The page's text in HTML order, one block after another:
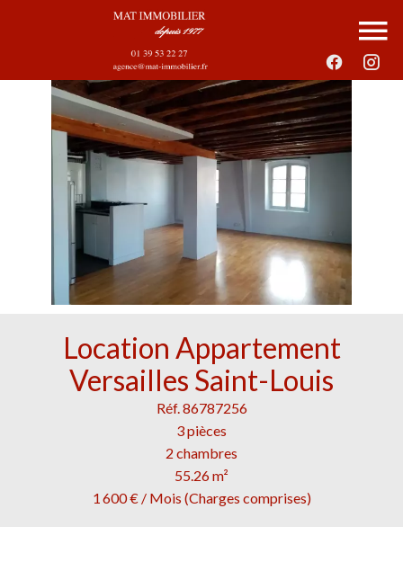
Location Appartement
Versailles Saint-Louis
Réf. 86787256
3 pièces
2 chambres
55.26 m²
1 600 € / Mois (Charges comprises)